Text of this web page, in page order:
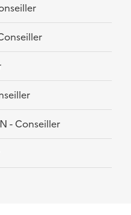
- Conseiller